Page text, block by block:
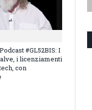
#GL52BIS: I
i licenziamenti
con